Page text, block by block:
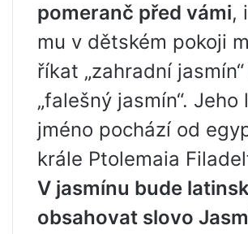
pomeranč před vámi,
mu v dětském pokoji
říkat „zahradní
„falešný jasmín“. Jeho
jméno pochází od
krále Ptolemaia
V jasmínu bude
obsahovat slovo